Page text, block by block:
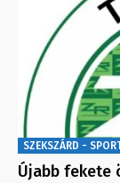
SZEKSZÁRD -
Újabb fekete